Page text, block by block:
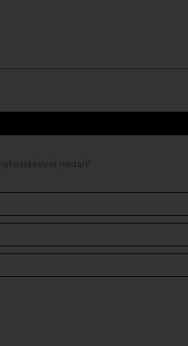
nedan!